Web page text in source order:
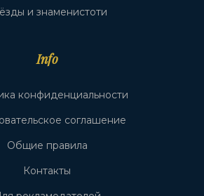
и знаменистоти
Info
конфиденциальности
соглашение
Общие правила
Контакты